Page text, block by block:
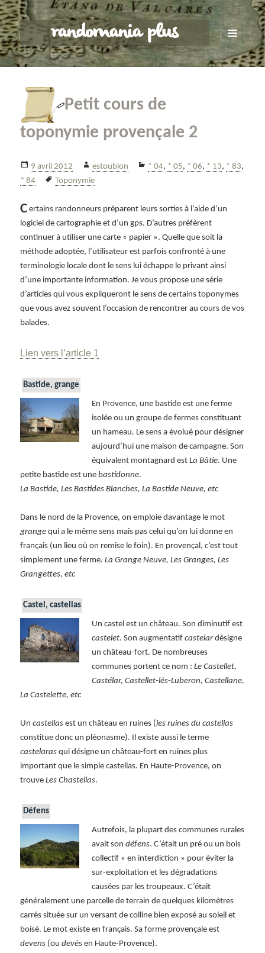
randomania plus
MENU
ET
WIDGETS
Petit cours de
toponymie provençale 2
Publié
le
9 avril 2012 Auteur
estoublon Catégories
* 04, * 05, * 06, * 13, * 83,
* 84
Mots-
Toponymie
C ertains randonneurs préparent leurs sorties à l’aide d’un
logiciel de cartographie et d’un gps. D’autres préfèrent
continuer à utiliser une carte « papier ». Quelle que soit la
méthode adoptée, l’utilisateur est parfois confronté à une
terminologie locale dont le sens lui échappe le privant ainsi
d’une importante information. Je vous propose une série
d’articles qui vous expliqueront le sens de certains toponymes
que vous avez souvent l’occasion de rencontrer au cours de vos
balades.
Lien vers l’article 1
Bastide, grange
En Provence, une bastide est une ferme
isolée ou un groupe de fermes constituant
un hameau. Le sens a évolué pour désigner
aujourd’hui une maison de campagne. Son
équivalent montagnard est La Bâtie. Une
petite bastide est unebastidonne.
La Bastide, Les Bastides Blanches, La Bastide Neuve, etc
Dans le nord de la Provence, on emploie davantage le mot
grange qui a le même sens mais pas celui qu’on lui donne en
français (un lieu où on remise le foin). En provençal, c’est tout
simplement une ferme.La Grange Neuve, Les Granges, Les
Grangettes, etc
Castel, castellas
Un castel est un château. Son diminutif est
castelet. Son augmentatif castelardésigne
un château-fort. De nombreuses
communes portent ce nom : Le Castellet,
Castélar, Castellet-lès-Luberon, Castellane,
La Castelette, etc
Uncastellas est un château en ruines (les ruines du castellas
constitue donc un pléonasme). Il existe aussi le terme
castelaras qui désigne un château-fort en ruines plus
important que le simple castellas. En Haute-Provence, on
trouveLes Chastellas.
Défens
Autrefois, la plupart des communes rurales
avait son défens. C’était un pré ou un bois
collectif « en interdiction » pour éviter la
sur-exploitation et les dégradations
causées par les troupeaux. C’était
généralement une parcelle de terrain de quelques kilomètres
carrés située sur un versant de colline bien exposé au soleil et
boisé. Le mot existe en français. Sa forme provençale est
devens (oudevès en Haute-Provence).